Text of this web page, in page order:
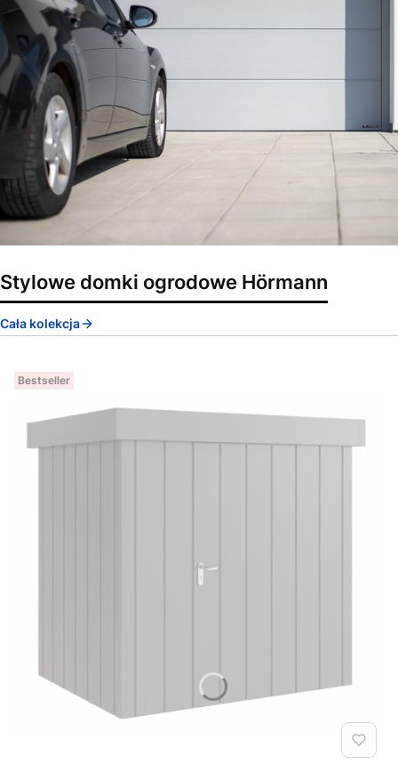
Stylowe domki ogrodowe Hörmann
Cała kolekcja
Bestseller